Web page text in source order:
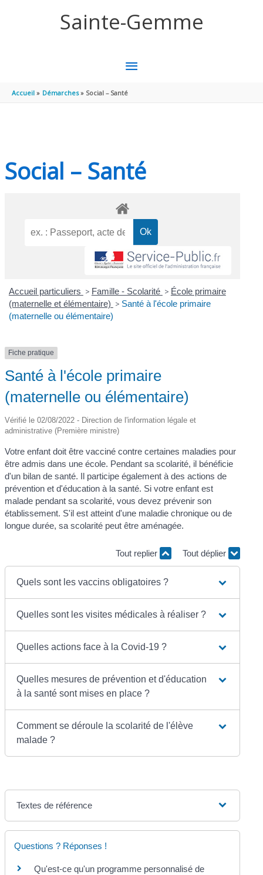
Sainte-Gemme
MENU
PRINCIPAL
Accueil Démarches Social – Santé
Social – Santé
Accueil particuliers > Famille - Scolarité > École primaire
(maternelle et élémentaire) > Santé à l'école primaire
(maternelle ou élémentaire)
Fiche pratique
Santé à l'école primaire
(maternelle ou élémentaire)
Vérifié le 02/08/2022 - Direction de l'information légale et
administrative (Première ministre)
Votre enfant doit être vacciné contre certaines maladies pour
être admis dans une école. Pendant sa scolarité, il bénéficie
d'un bilan de santé. Il participe également à des actions de
prévention et d'éducation à la santé. Si votre enfant est
malade pendant sa scolarité, vous devez prévenir son
établissement. S'il est atteint d'une maladie chronique ou de
longue durée, sa scolarité peut être aménagée.
Tout replier Tout déplier
Quels sont les vaccins obligatoires ?
Quelles sont les visites médicales à réaliser ?
Quelles actions face à la Covid-19 ?
Quelles mesures de prévention et d'éducation
à la santé sont mises en place ?
Comment se déroule la scolarité de l'élève
malade ?
Textes de référence
Questions ? Réponses !
Qu'est-ce qu'un programme personnalisé de